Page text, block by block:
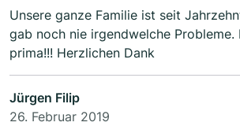
Unsere ganze Familie ist seit
gab noch nie irgendwelche Probleme.
prima!!! Herzlichen Dank
Jürgen Filip
26. Februar 2019